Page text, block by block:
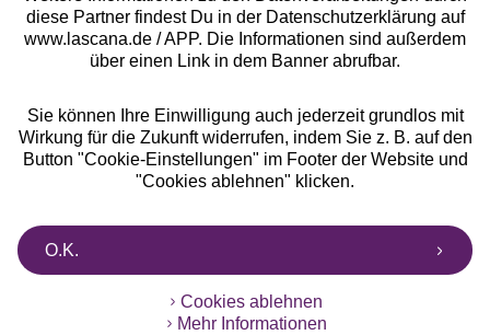
diese Partner findest Du in der Datenschutzerklärung auf
www.lascana.de / APP. Die Informationen sind außerdem
über einen Link in dem Banner abrufbar.
Sie können Ihre Einwilligung auch jederzeit grundlos mit
Wirkung für die Zukunft widerrufen, indem Sie z. B. auf den
Button "Cookie-Einstellungen" im Footer der Website und
"Cookies ablehnen" klicken.
O.K.
Cookies ablehnen
Mehr Informationen